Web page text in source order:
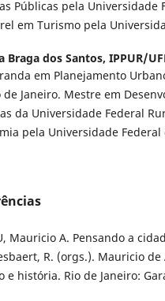
Públicas pela Universidade
em Turismo pela
Braga dos Santos, IPPUR/
em Planejamento
de Janeiro. Mestre em
da Universidade Federal
pela Universidade Federal
Mauricio A. Pensando a
R. (orgs.). Mauricio
e história. Rio de Janeiro: